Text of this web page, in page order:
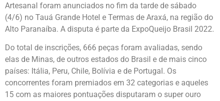
Artesanal foram anunciados no fim da tarde de sábado
(4/6) no Tauá Grande Hotel e Termas de Araxá, na região do
Alto Paranaíba. A disputa é parte da ExpoQueijo Brasil 2022.
Do total de inscrições, 666 peças foram avaliadas, sendo
elas de Minas, de outros estados do Brasil e de mais cinco
países: Itália, Peru, Chile, Bolívia e de Portugal. Os
concorrentes foram premiados em 32 categorias e aqueles
15 com as maiores pontuações disputaram o super ouro